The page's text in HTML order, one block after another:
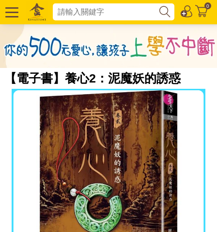
0
【電子書】養心2：泥魔妖的誘惑